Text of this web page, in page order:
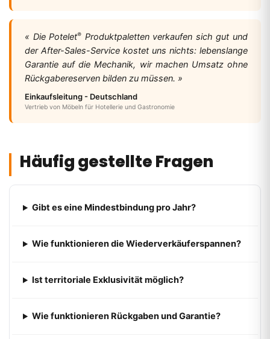
« Die Potelet® Produktpaletten verkaufen sich gut und
der After-Sales-Service kostet uns nichts: lebenslange
Garantie auf die Mechanik, wir machen Umsatz ohne
Rückgabereserven bilden zu müssen. »
Einkaufsleitung - Deutschland
Vertrieb von Möbeln für Hotellerie und Gastronomie
Häufig gestellte Fragen
Gibt es eine Mindestbindung pro Jahr?
Wie funktionieren die Wiederverkäuferspannen?
Ist territoriale Exklusivität möglich?
Wie funktionieren Rückgaben und Garantie?